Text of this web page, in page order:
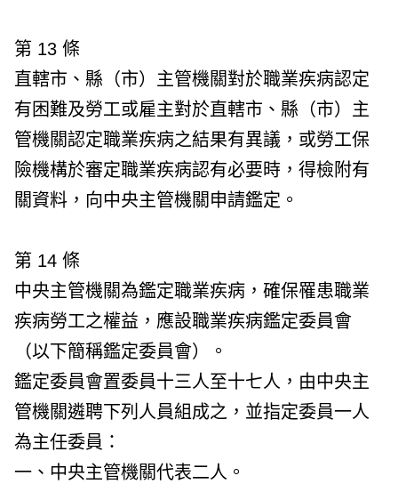
第 13 條
直轄市、縣（市）主管機關對於職業疾病認定
有困難及勞工或雇主對於直轄市、縣（市）主
管機關認定職業疾病之結果有異議，或勞工保
險機構於審定職業疾病認有必要時，得檢附有
關資料，向中央主管機關申請鑑定。
第 14 條
中央主管機關為鑑定職業疾病，確保罹患職業
疾病勞工之權益，應設職業疾病鑑定委員會
（以下簡稱鑑定委員會）。
鑑定委員會置委員十三人至十七人，由中央主
管機關遴聘下列人員組成之，並指定委員一人
為主任委員：
一、中央主管機關代表二人。